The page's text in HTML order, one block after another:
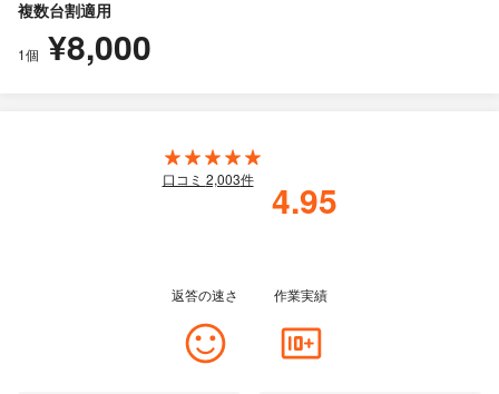
複数台割適用
1個 ¥8,000
口コミ 2,003件 4.95
返答の速さ 作業実績